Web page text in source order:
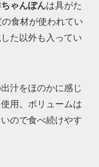
ゃんぽんは具がた
食材が使われてい
た以外も入ってい
汁をほのかに感じ
用。ボリュームは
ので食べ続けやす